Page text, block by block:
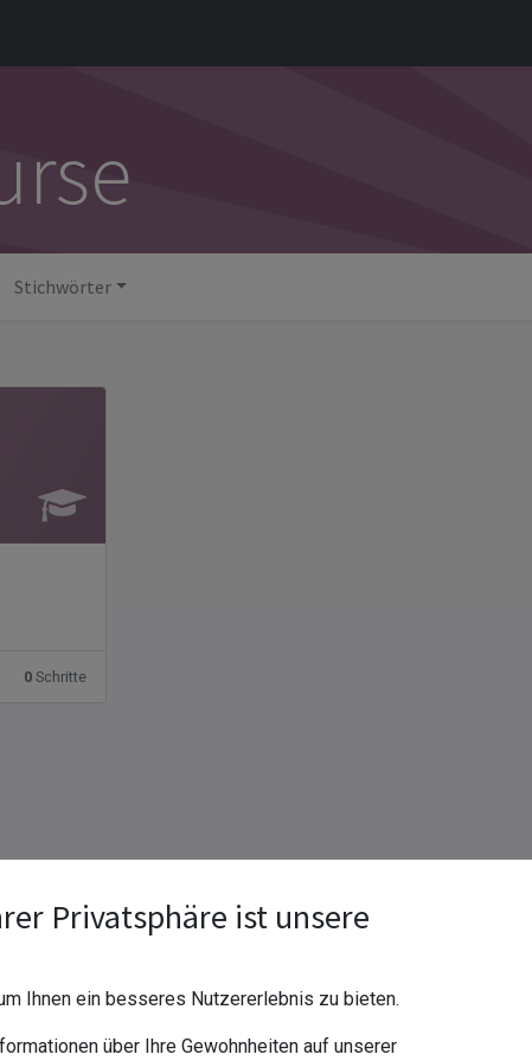
Stichwörter
0Schritte
Privatsphäre ist unsere
Ihnen ein besseres Nutzererlebnis zu bieten.
über Ihre Gewohnheiten auf unserer